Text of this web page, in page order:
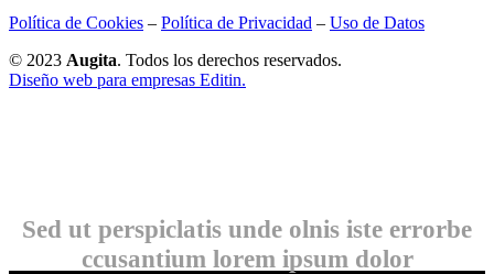
Política de Cookies – Política de Privacidad – Uso de Datos
© 2023 Augita. Todos los derechos reservados.
Diseño web para empresas Editin.
Sed ut perspiclatis unde olnis iste errorbe
ccusantium lorem ipsum dolor